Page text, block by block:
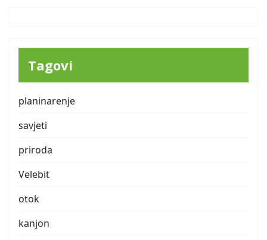
Tagovi
planinarenje
savjeti
priroda
Velebit
otok
kanjon